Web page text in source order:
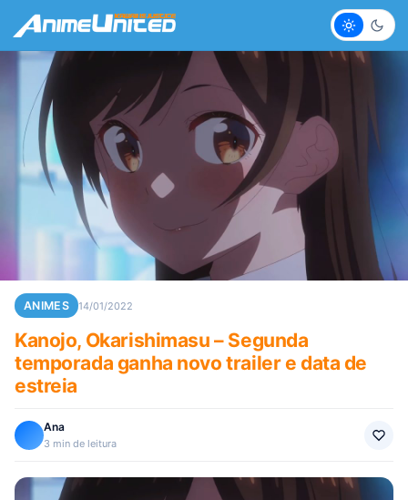
Claro
ANIMES 14/01/2022
Kanojo, Okarishimasu – Segunda
temporada ganha novo trailer e data de
estreia
Ana
3 min de leitura